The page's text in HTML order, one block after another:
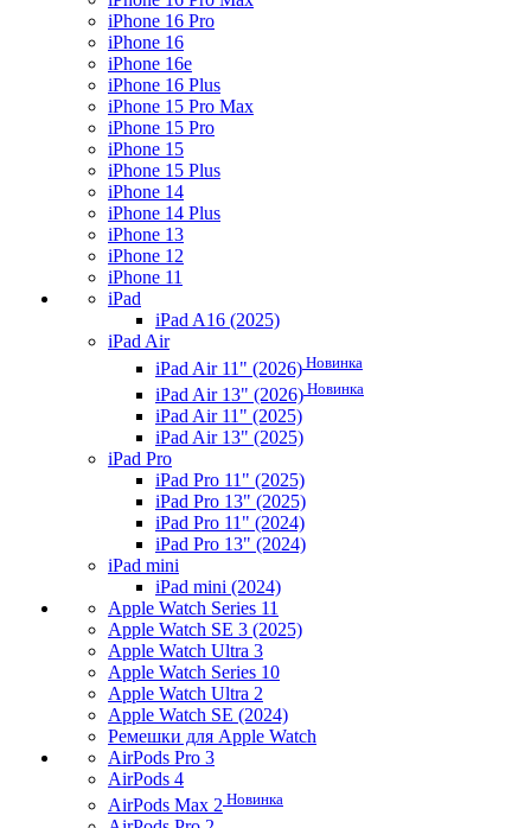
iPhone 16 Pro
iPhone 16
iPhone 16e
iPhone 16 Plus
iPhone 15 Pro Max
iPhone 15 Pro
iPhone 15
iPhone 15 Plus
iPhone 14
iPhone 14 Plus
iPhone 13
iPhone 12
iPhone 11
iPad
iPad A16 (2025)
iPad Air
iPad Air 11" (2026) Новинка
iPad Air 13" (2026) Новинка
iPad Air 11" (2025)
iPad Air 13" (2025)
iPad Pro
iPad Pro 11" (2025)
iPad Pro 13" (2025)
iPad Pro 11" (2024)
iPad Pro 13" (2024)
iPad mini
iPad mini (2024)
Apple Watch Series 11
Apple Watch SE 3 (2025)
Apple Watch Ultra 3
Apple Watch Series 10
Apple Watch Ultra 2
Apple Watch SE (2024)
Ремешки для Apple Watch
AirPods Pro 3
AirPods 4
AirPods Max 2 Новинка